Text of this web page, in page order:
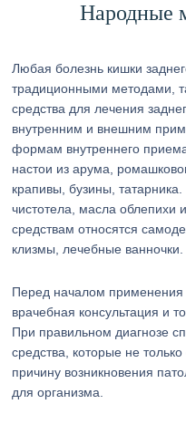
Народные
Любая болезнь кишки
традиционными методами,
средства для лечения
внутренним и внешним
формам внутреннего
настои из арума,
крапивы, бузины,
чистотела, масла
средствам относятся
клизмы, лечебные ванночки.
Перед началом применения
врачебная консультация и
При правильном диагнозе
средства, которые не
причину возникновения
для организма.